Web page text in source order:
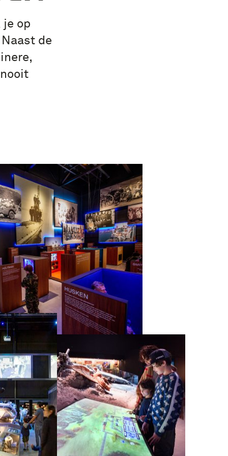
op
de